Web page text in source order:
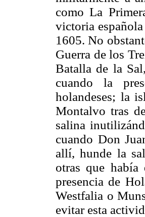
como La
victoria
1605. No
Guerra de los
Batalla de la
cuando la
holandeses; la
Montalvo tras
salina
cuando Don
allí, hunde la
otras que
presencia de
Westfalia o
evitar esta